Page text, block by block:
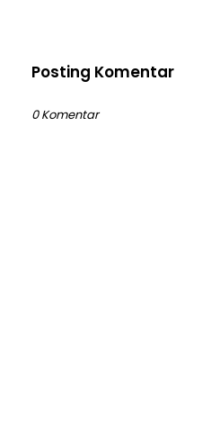
Posting Komentar
0 Komentar